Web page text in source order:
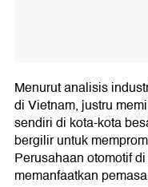
Menurut analisis
di Vietnam, justru
sendiri di kota-kota
bergilir untuk
Perusahaan otomotif
memanfaatkan